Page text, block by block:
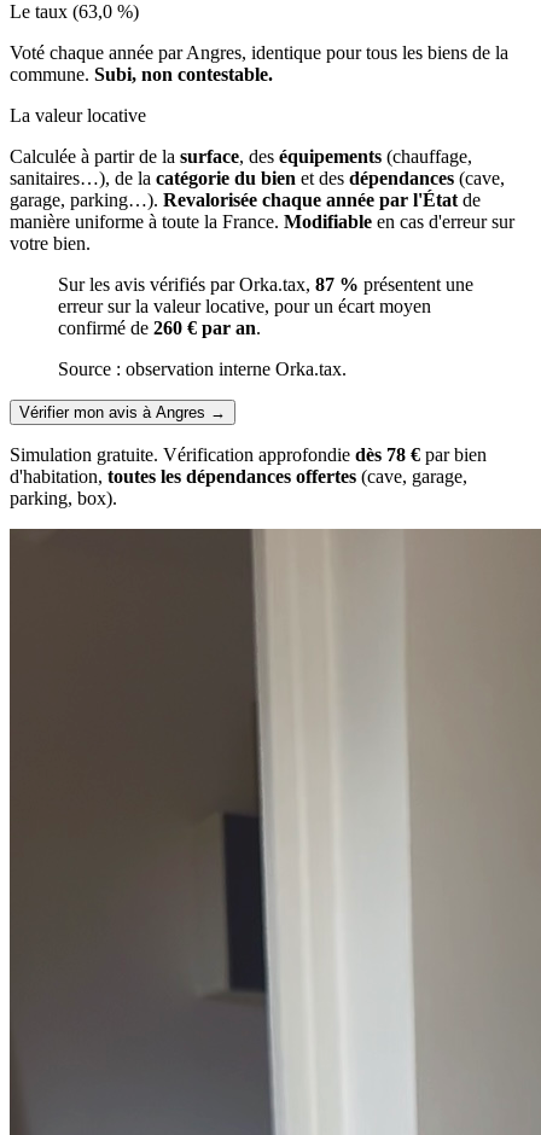
Le taux (63,0 %)
Voté chaque année par Angres, identique pour tous les biens de la
commune. Subi, non contestable.
La valeur locative
Calculée à partir de la surface, des équipements (chauffage,
sanitaires…), de la catégorie du bien et des dépendances (cave,
garage, parking…). Revalorisée chaque année par l'Étatde
manière uniforme à toute la France. Modifiable en cas d'erreur sur
votre bien.
Sur les avis vérifiés par Orka.tax, 87 % présentent une
erreur sur la valeur locative, pour un écart moyen
confirmé de 260 € par an.
Source : observation interne Orka.tax.
Vérifier mon avis à Angres →
Simulation gratuite. Vérification approfondie dès 78 € par bien
d'habitation, toutes les dépendances offertes (cave, garage,
parking, box).